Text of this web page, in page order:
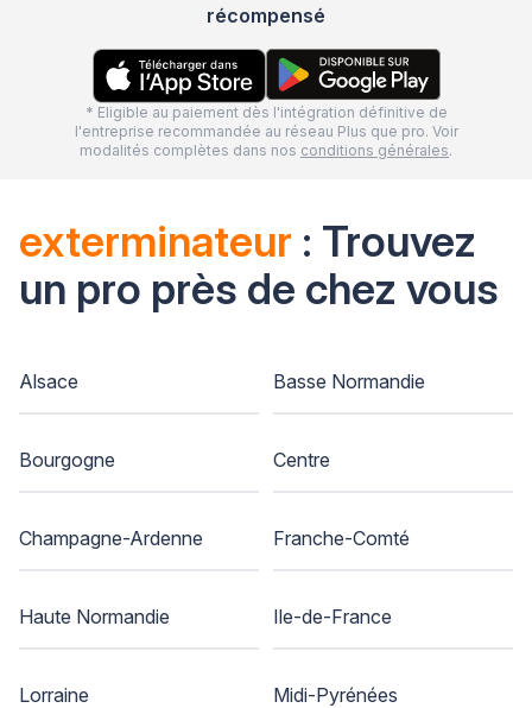
récompensé
* Eligible au paiement dès l'intégration définitive de
l'entreprise recommandée au réseau Plus que pro. Voir
modalités complètes dans nos conditions générales.
exterminateur : Trouvez
un pro près de chez vous
Alsace Basse Normandie
Bourgogne Centre
Champagne-Ardenne Franche-Comté
Haute Normandie Ile-de-France
Lorraine Midi-Pyrénées